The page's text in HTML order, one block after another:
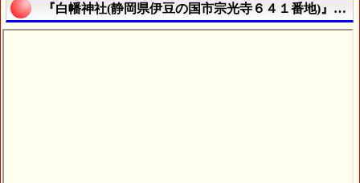
『白幡神社(静岡県伊豆の国市宗光寺６４１番地)』の